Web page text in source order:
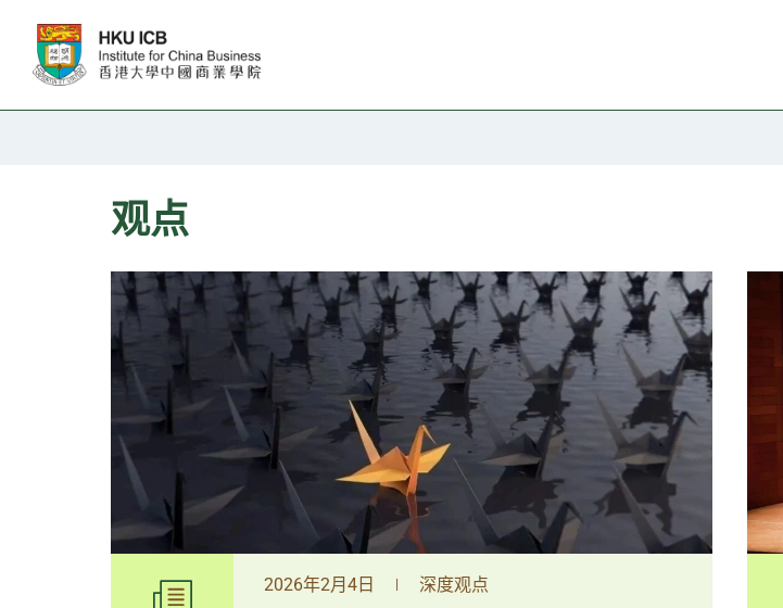
观点
2026年2月4日 | 深度观点